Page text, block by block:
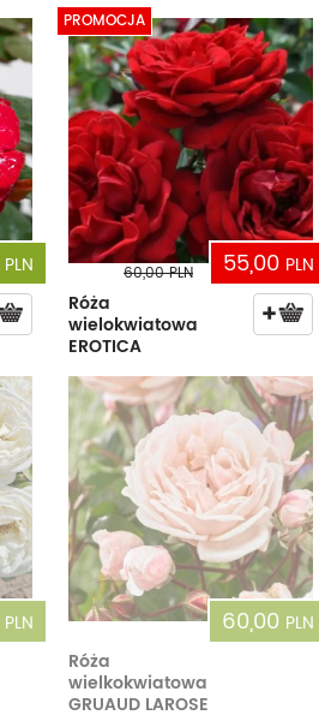
PLN
PROMOCJA
55,00 PLN
60,00PLN
Róża
wielokwiatowa
EROTICA
PLN
60,00 PLN
Róża
wielkokwiatowa
GRUAUD LAROSE